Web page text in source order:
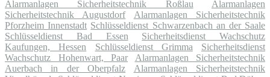
Alarmanlagen Sicherheitstechnik Roßlau
Alarmanlagen
Sicherheitstechnik Augustdorf
Alarmanlagen Sicherheitstechnik
Pforzheim Innenstadt Schlüsseldienst Schwarzenbach an der Saale
Schlüsseldienst Bad Essen
Sicherheitsdienst Wachschutz
Kaufungen, Hessen
Schlüsseldienst Grimma
Sicherheitsdienst
Wachschutz Hohenwart, Paar
Alarmanlagen Sicherheitstechnik
Auerbach in der Oberpfalz
Alarmanlagen Sicherheitstechnik